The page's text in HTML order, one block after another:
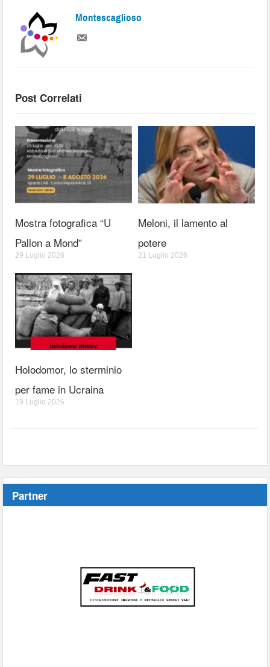
Montescaglioso
Post Correlati
Mostra fotografica “U
Pallon a Mond”
29 Luglio 2026
Meloni, il lamento al
potere
21 Luglio 2026
Holodomor, lo sterminio
per fame in Ucraina
19 Luglio 2026
Partner